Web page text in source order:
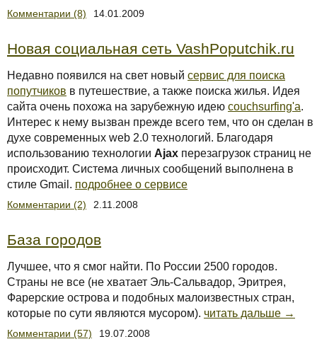
Комментарии (8) 14.01.2009
Новая социальная сеть VashPoputchik.ru
Недавно появился на свет новый сервис для поиска
попутчиков в путешествие, а также поиска жилья. Идея
сайта очень похожа на зарубежную идею couchsurfing'а.
Интерес к нему вызван прежде всего тем, что он сделан в
духе cовременных web 2.0 технологий. Благодаря
использованию технологии Ajax перезагрузок страниц не
происходит. Система личных сообщений выполнена в
стиле Gmail. подробнее о сервисе
Комментарии (2) 2.11.2008
База городов
Лучшее, что я смог найти. По России 2500 городов.
Страны не все (не хватает Эль-Сальвадор, Эритрея,
Фарерские острова и подобных малоизвестных стран,
которые по сути являются мусором). читать дальше →
Комментарии (57) 19.07.2008